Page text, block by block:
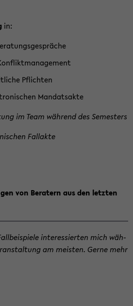
in:
Pflich­ten
Man­dats­ak­te
im Team wäh­rend des Se­mes­ters
Fall­ak­te
von Be­ra­tern aus den letz­ten
in­ter­es­sier­ten mich wäh­
am meis­ten. Gerne mehr